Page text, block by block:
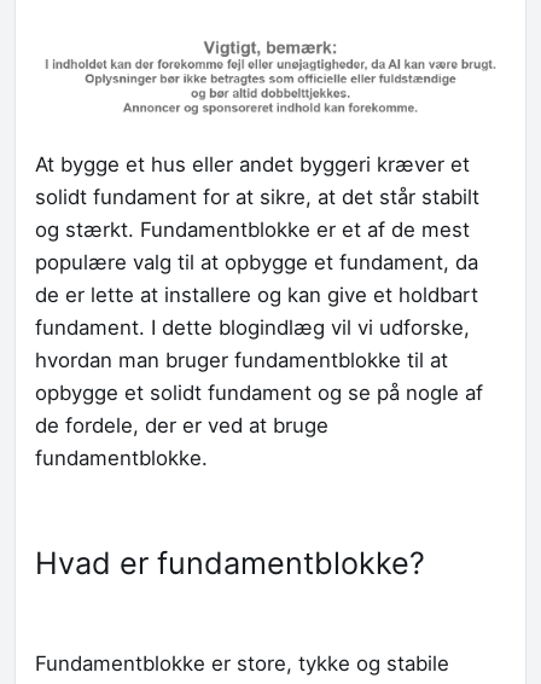
At bygge et hus eller andet byggeri kræver et
solidt fundament for at sikre, at det står stabilt
og stærkt. Fundamentblokke er et af de mest
populære valg til at opbygge et fundament, da
de er lette at installere og kan give et holdbart
fundament. I dette blogindlæg vil vi udforske,
hvordan man bruger fundamentblokke til at
opbygge et solidt fundament og se på nogle af
de fordele, der er ved at bruge
fundamentblokke.
Hvad er fundamentblokke?
Fundamentblokke er store, tykke og stabile